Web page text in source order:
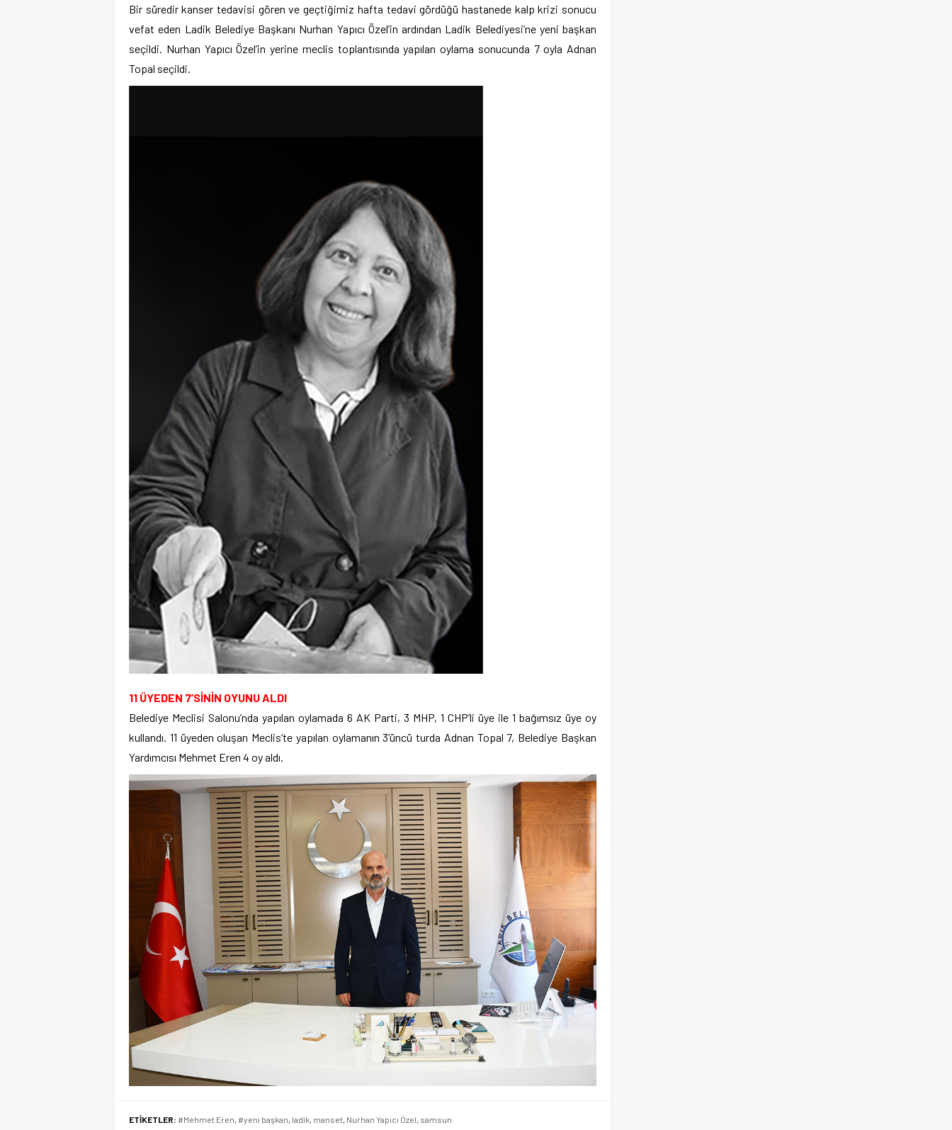
Bir süredir kanser tedavisi gören ve geçtiğimiz hafta tedavi gördüğü hastanede kalp krizi sonucu
vefat eden Ladik Belediye Başkanı Nurhan Yapıcı Özel’in ardından Ladik Belediyesi’ne yeni başkan
seçildi. Nurhan Yapıcı Özel’in yerine meclis toplantısında yapılan oylama sonucunda 7 oyla Adnan
Topal seçildi.
11 ÜYEDEN 7’SİNİN OYUNU ALDI
Belediye Meclisi Salonu’nda yapılan oylamada 6 AK Parti, 3 MHP, 1 CHP’li üye ile 1 bağımsız üye oy
kullandı. 11 üyeden oluşan Meclis’te yapılan oylamanın 3’üncü turda Adnan Topal 7, Belediye Başkan
Yardımcısı Mehmet Eren 4 oy aldı.
ETİKETLER: #Mehmet Eren, #yeni başkan, ladik, manset, Nurhan Yapıcı Özel, samsun